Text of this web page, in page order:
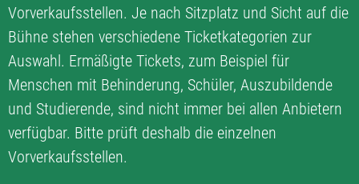
Vorverkaufsstellen. Je nach Sitzplatz und Sicht auf die
Bühne stehen verschiedene Ticketkategorien zur
Auswahl. Ermäßigte Tickets, zum Beispiel für
Menschen mit Behinderung, Schüler, Auszubildende
und Studierende, sind nicht immer bei allen Anbietern
verfügbar. Bitte prüft deshalb die einzelnen
Vorverkaufsstellen.